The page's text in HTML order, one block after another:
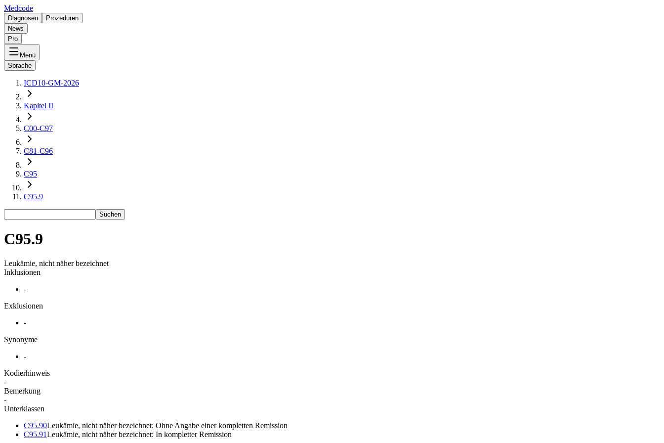
Medcode
Diagnosen
Prozeduren
News
Pro
Menü
Sprache
ICD10-GM-2026
Kapitel II
C00-C97
C81-C96
C95
C95.9
Suchen
C95.9
Leukämie, nicht näher bezeichnet
Inklusionen
-
Exklusionen
-
Synonyme
-
Kodierhinweis
-
Bemerkung
-
Unterklassen
C95.90Leukämie, nicht näher bezeichnet: Ohne Angabe einer kompletten Remission
C95.91Leukämie, nicht näher bezeichnet: In kompletter Remission